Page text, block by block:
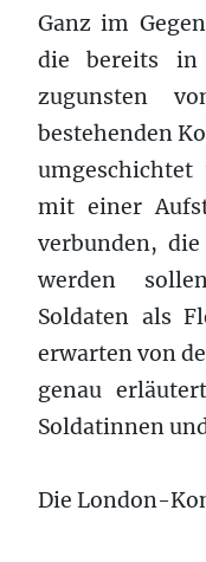
Ganz im
die bereits in
zugunsten
bestehenden
mit einer
verbunden,
werden
Soldaten als
erwarten von
genau
Soldatinnen
Die London-